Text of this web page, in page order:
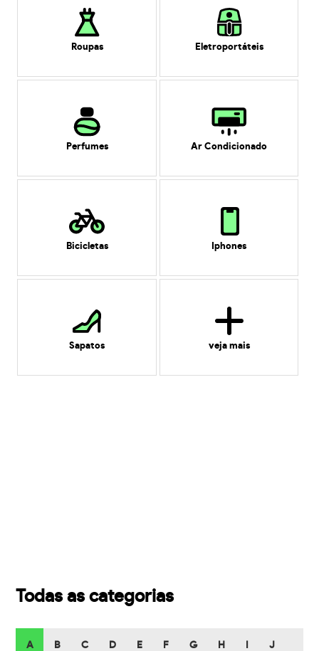
Roupas Eletroportáteis
Perfumes Ar Condicionado
Bicicletas Iphones
Sapatos veja mais
Todas as categorias
A B C D E F G H J